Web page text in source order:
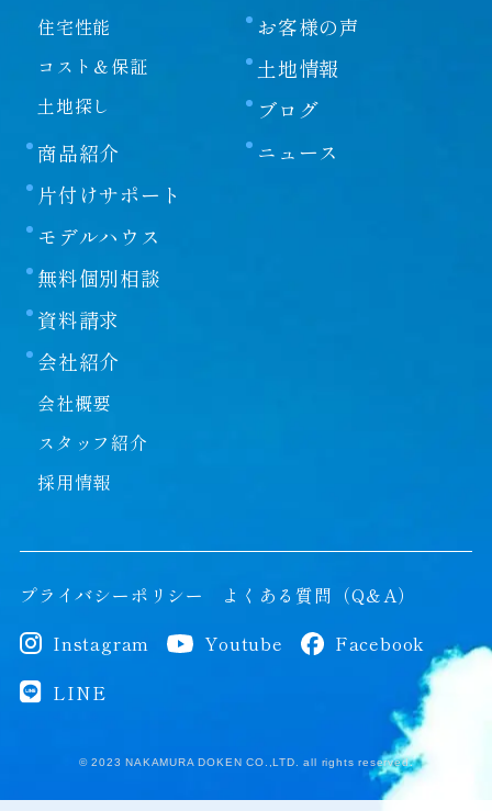
住宅性能
コスト＆保証
土地探し
商品紹介
片付けサポート
お客様の声
土地情報
ブログ
ニュース
モデルハウス
無料個別相談
資料請求
会社紹介
会社概要
スタッフ紹介
採用情報
プライバシーポリシー
よくある質問（Q＆A）
Instagram
Youtube
Facebook
LINE
© 2023 NAKAMURA DOKEN CO.,LTD. all rights reserved.